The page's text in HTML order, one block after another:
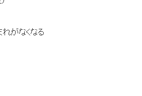
がなくなる